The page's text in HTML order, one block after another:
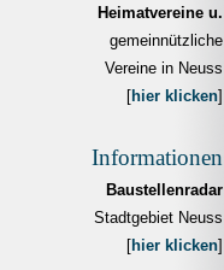
Heimatvereine u.
gemeinnützliche
Vereine in Neuss
[hier klicken]
Informationen
Baustellenradar
Stadtgebiet Neuss
[hier klicken]